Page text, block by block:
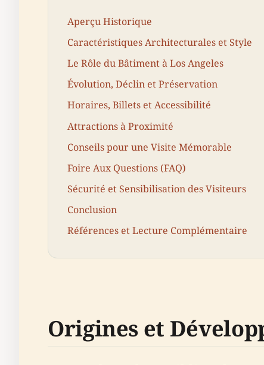
Aperçu Historique
Caractéristiques Architecturales et Style
Le Rôle du Bâtiment à Los Angeles
Évolution, Déclin et Préservation
Horaires, Billets et Accessibilité
Attractions à Proximité
Conseils pour une Visite Mémorable
Foire Aux Questions (FAQ)
Sécurité et Sensibilisation des Visiteurs
Conclusion
Références et Lecture Complémentaire
Origines et